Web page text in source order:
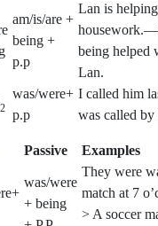
am/is/are +
being +
p.p
Lan is
being helped
Lan.
2
was/were+
p.p
I called him
was called by
Passive Examples
was/were
+ being
They were
match at 7
> A soccer